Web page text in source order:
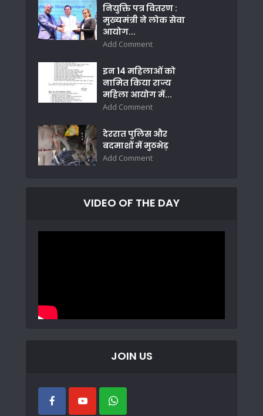
नियुक्ति पत्र वितरण :
मुख्यमंत्री ने लोक सेवा
आयोग...
Add Comment
इन 14 महिलाओं को
नामित किया राज्य
महिला आयोग में...
Add Comment
देररात पुलिस और
बदमाशों में मुठभेड़
Add Comment
VIDEO OF THE DAY
JOIN US